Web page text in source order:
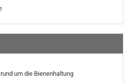
um die Bienenhaltung